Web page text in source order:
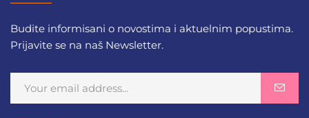
Budite informisani o novostima i aktuelnim popustima.
Prijavite se na naš Newsletter.